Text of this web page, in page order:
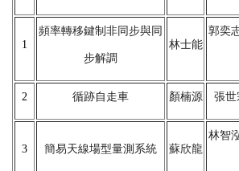
1
頻率轉移鍵制非同步與同
步解調
林士能
郭奕
2 循跡自走車 顏楠源 張世
3 簡易天線場型量測系統 蘇欣龍
林智